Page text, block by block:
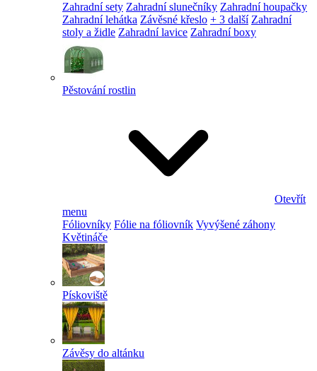
Zahradní sety Zahradní slunečníky Zahradní houpačky
Zahradní lehátka Závěsné křeslo + 3 další Zahradní
stoly a židle Zahradní lavice Zahradní boxy
Pěstování rostlin
Otevřít
menu
Fóliovníky Fólie na fóliovník Vyvýšené záhony
Květináče
Pískoviště
Závěsy do altánku